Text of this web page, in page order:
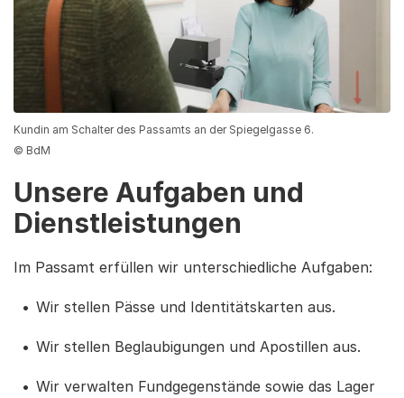
Kundin am Schalter des Passamts an der Spiegelgasse 6.
© BdM
Unsere Aufgaben und
Dienstleistungen
Im Passamt erfüllen wir unterschiedliche Aufgaben:
Wir stellen Pässe und Identitätskarten aus.
Wir stellen Beglaubigungen und Apostillen aus.
Wir verwalten Fundgegenstände sowie das Lager